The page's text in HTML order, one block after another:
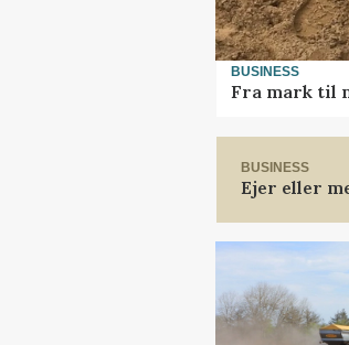
BUSINESS
Fra mark til
BUSINESS
Ejer eller